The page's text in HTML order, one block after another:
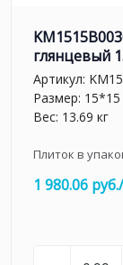
глянцевый
Артикул:
Размер: 15*15
Вес: 13.69 кг
Плиток в
1 980.06